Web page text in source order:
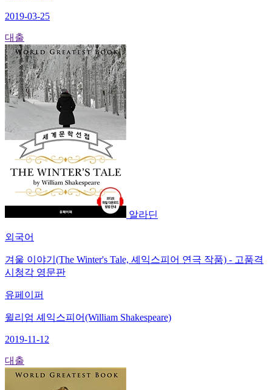
2019-03-25
대출
알라딘
외국어
겨울 이야기(The Winter's Tale, 셰익스피어 연극 작품) - 고품격
시청각 영문판
유페이퍼
윌리엄 셰익스피어(William Shakespeare)
2019-11-12
대출